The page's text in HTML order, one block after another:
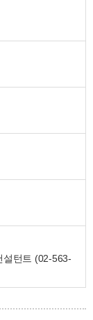
설턴트 (02-563-